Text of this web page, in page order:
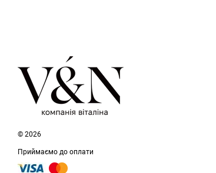
© 2026
Приймаємо до оплати